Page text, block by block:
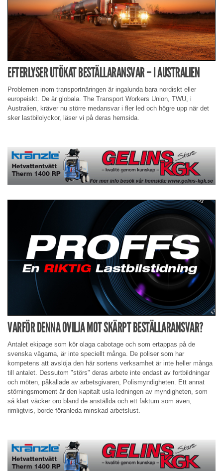
EFTERLYSER UTÖKAT BESTÄLLARANSVAR – I AUSTRALIEN
Problemen inom transportnäringen är ingalunda bara nordiskt eller
europeiskt. De är globala. The Transport Workers Union, TWU, i
Australien, kräver nu större medansvar i fler led och högre upp när det
sker lastbilolyckor, läser vi på deras hemsida.
VARFÖR DENNA OVILJA MOT SKÄRPT BESTÄLLARANSVAR?
Antalet ekipage som kör olaga cabotage och som ertappas på de
svenska vägarna, är inte speciellt många. De poliser som har
kompetens att avslöja den här sortens verksamhet är inte heller många
till antalet. Dessutom "störs" deras arbete inte endast av fortbildningar
och möten, påkallade av arbetsgivaren, Polismyndigheten. Ett annat
störningsmoment är den kapitalt usla ledningen av myndigheten, som
så klart väcker oro bland de anställda och ett faktum som även,
rimligtvis, borde föranleda minskad arbetslust.